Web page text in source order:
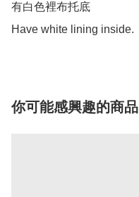
有白色裡布托底
你可能感興趣的商品